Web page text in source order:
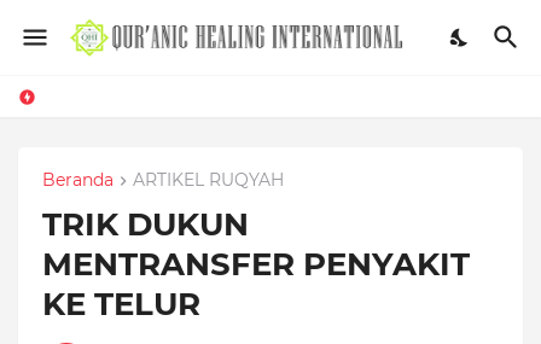
Beranda ARTIKEL RUQYAH
TRIK DUKUN
MENTRANSFER PENYAKIT
KE TELUR